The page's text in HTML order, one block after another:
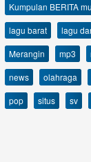
Kumpulan BERITA
lagu barat
lagu
Merangin
mp3
news
olahraga
pop
situs sv